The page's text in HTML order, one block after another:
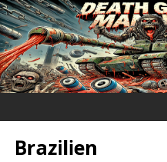
Brazilien